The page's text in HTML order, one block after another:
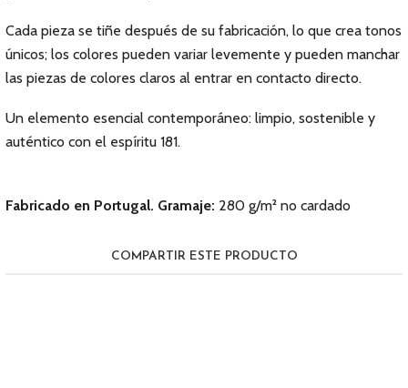
Cada pieza se tiñe después de su fabricación, lo que crea tonos
únicos; los colores pueden variar levemente y pueden manchar
las piezas de colores claros al entrar en contacto directo.
Un elemento esencial contemporáneo: limpio, sostenible y
auténtico con el espíritu 181.
Fabricado en Portugal. Gramaje: 280 g/m² no cardado
COMPARTIR ESTE PRODUCTO